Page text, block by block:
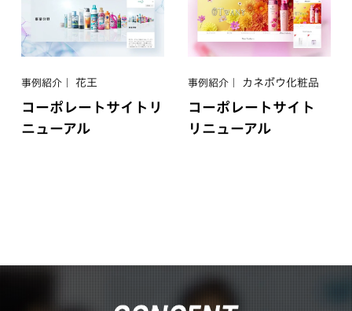
事例紹介 花王
コーポレートサイトリ
ニューアル
事例紹介 カネボウ化粧品
コーポレートサイト
リニューアル